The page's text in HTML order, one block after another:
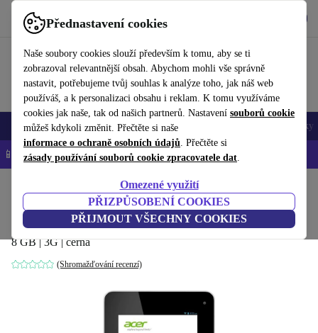
Přednastavení cookies
Naše soubory cookies slouží především k tomu, aby se ti
zobrazoval relevantnější obsah. Abychom mohli vše správně
nastavit, potřebujeme tvůj souhlas k analýze toho, jak náš web
používáš, a k personalizaci obsahu i reklam. K tomu využíváme
cookies jak naše, tak od našich partnerů. Nastavení souborů cookie
můžeš kdykoli změnit. Přečtěte si naše
informace o ochraně osobních údajů. Přečtěte si
zásady používání souborů cookie zpracovatele dat.
Omezené využití
PŘIZPŮSOBENÍ COOKIES
PŘIJMOUT VŠECHNY COOKIES
Používejte refurbed rychle a snadno
Mobily a smartphony Notebooky Tablety Doplňky
📱 -5 % NAVÍC na všechny iPhony – kód: IPHONEDEAL-
Tablety Acer
Acer Iconia B1-711
8 GB | 3G | černá
(Shromažďování recenzí)